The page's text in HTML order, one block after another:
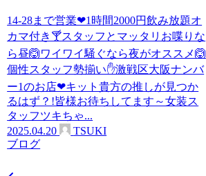
14-28まで営業❤1時間2000円飲み放題オ
カマ付き🍸スタッフとマッタリお喋りな
ら昼🙆ワイワイ騒ぐなら夜がオススメ🙆
個性スタッフ勢揃い✋激戦区大阪ナンバ
ー1のお店❤キット貴方の推しが見つか
るはず？!皆様お待ちしてます～女装ス
タッフツキちゃ...
2025.04.20
TSUKI
ブログ